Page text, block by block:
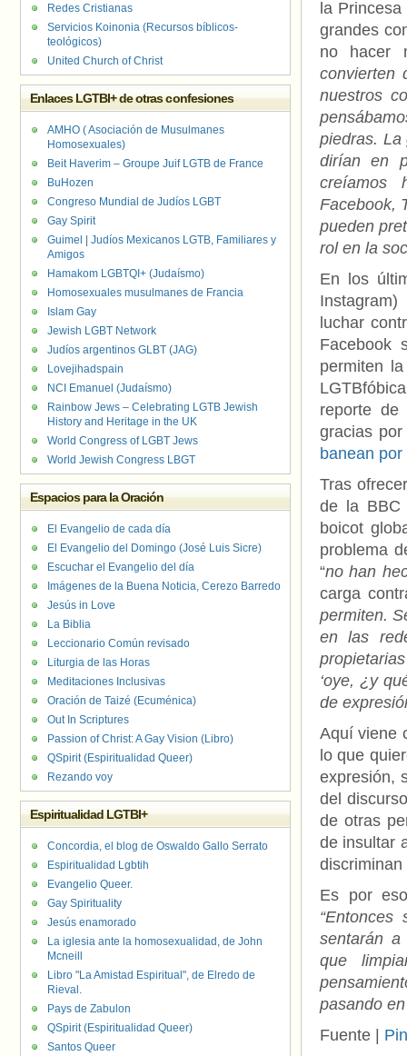
la
grandes
no hacer
convierten
nuestros
piedras. La
dirían en
creíamos
Facebook,
pueden
rol en la
En los
luchar
Facebook
permiten
reporte
gracias
banean por
Tras
de la BBC
boicot
problema
“no han
carga
permiten.
en las
‘oye, ¿y
de
Aquí viene
lo que
expresión,
del
de otras
de insultar
Es por
sentarán a
que
pasando
Fuente |
Redes Cristianas
Servicios Koinonia (Recursos bíblicos-
teológicos)
United Church of Christ
Enlaces LGTBI+ de otras confesiones
AMHO ( Asociación de Musulmanes
Homosexuales)
Beit Haverim – Groupe Juif LGTB de France
BuHozen
Congreso Mundial de Judíos LGBT
Gay Spirit
Guimel | Judíos Mexicanos LGTB, Familiares y
Amigos
Hamakom LGBTQI+ (Judaísmo)
Homosexuales musulmanes de Francia
Islam Gay
Jewish LGBT Network
Judíos argentinos GLBT (JAG)
Lovejihadspain
NCI Emanuel (Judaísmo)
Rainbow Jews – Celebrating LGTB Jewish
History and Heritage in the UK
World Congress of LGBT Jews
World Jewish Congress LBGT
Espacios para la Oración
El Evangelio de cada día
El Evangelio del Domingo (José Luis Sicre)
Escuchar el Evangelio del día
Imágenes de la Buena Noticia, Cerezo Barredo
Jesús in Love
La Biblia
Leccionario Común revisado
Liturgia de las Horas
Meditaciones Inclusivas
Oración de Taizé (Ecuménica)
Out In Scriptures
Passion of Christ: A Gay Vision (Libro)
QSpirit (Espiritualidad Queer)
Rezando voy
Espiritualidad LGTBI+
Concordia, el blog de Oswaldo Gallo Serrato
Espiritualidad Lgbtih
Evangelio Queer.
Gay Spirituality
Jesús enamorado
La iglesia ante la homosexualidad, de John
Mcneill
Libro "La Amistad Espiritual", de Elredo de
Rieval.
Pays de Zabulon
QSpirit (Espiritualidad Queer)
Santos Queer